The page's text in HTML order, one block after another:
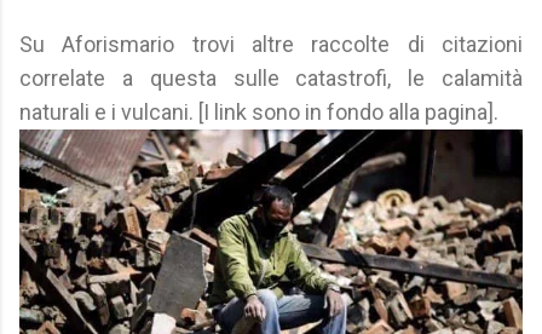
Su Aforismario trovi altre raccolte di citazioni
correlate a questa sulle catastrofi, le calamità
naturali e i vulcani. [I link sono in fondo alla pagina].